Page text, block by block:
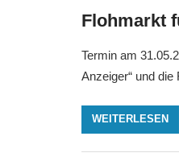
Flohmarkt
Termin am
Anzeiger“ und
WEITERLESEN